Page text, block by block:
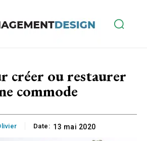
créer ou restaurer
commode
Date: 13 mai 2020